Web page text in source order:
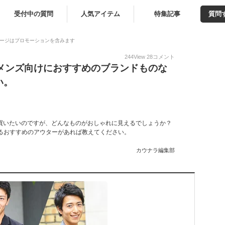
受付中の質問 人気アイテム 特集記事 質問
ジはプロモーションを含みます
244View 28コメント
ンズ向けにおすすめのブランドものな
たいのですが、どんなものがおしゃれに見えるでしょうか？
すすめのアウターがあれば教えてください。
カウナラ編集部